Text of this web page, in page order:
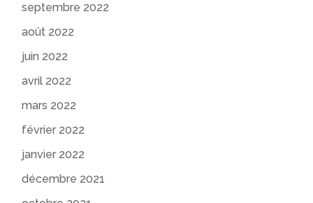
septembre 2022
août 2022
juin 2022
avril 2022
mars 2022
février 2022
janvier 2022
décembre 2021